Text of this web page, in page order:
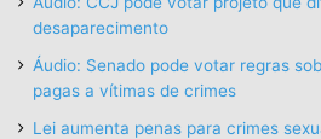
desaparecimento
Áudio: Senado pode votar regras
pagas a vítimas de crimes
Lei aumenta penas para crimes